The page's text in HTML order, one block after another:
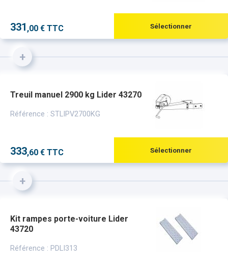
331 ,00 € TTC Sélectionner
+
Treuil manuel 2900 kg Lider 43270
Référence : STLIPV2700KG
333,60 € TTC Sélectionner
+
Kit rampes porte-voiture Lider
43720
Référence : PDLI313